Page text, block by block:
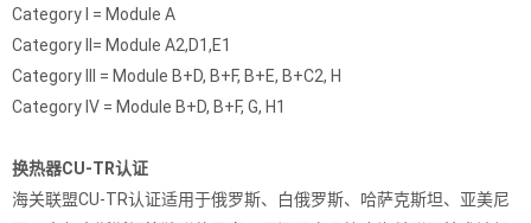
Category I = Module A
Category II= Module A2,D1,E1
Category III = Module B+D, B+F, B+E, B+C2, H
Category IV = Module B+D, B+F, G, H1
换热器CU-TR认证
海关联盟CU-TR认证适用于俄罗斯、白俄罗斯、哈萨克斯坦、亚美尼